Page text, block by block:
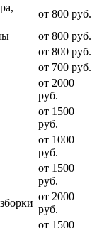
от 800 руб.
от 800 руб.
от 800 руб.
от 700 руб.
от 2000
руб.
от 1500
руб.
от 1000
руб.
от 1500
руб.
от 2000
руб.
от 1500